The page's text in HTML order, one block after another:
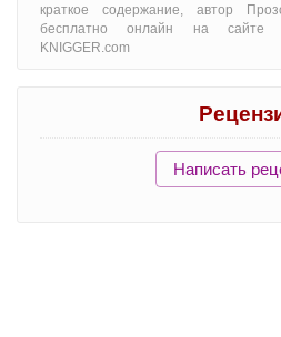
краткое содержание, автор
бесплатно онлайн на сайте
KNIGGER.com
Написать